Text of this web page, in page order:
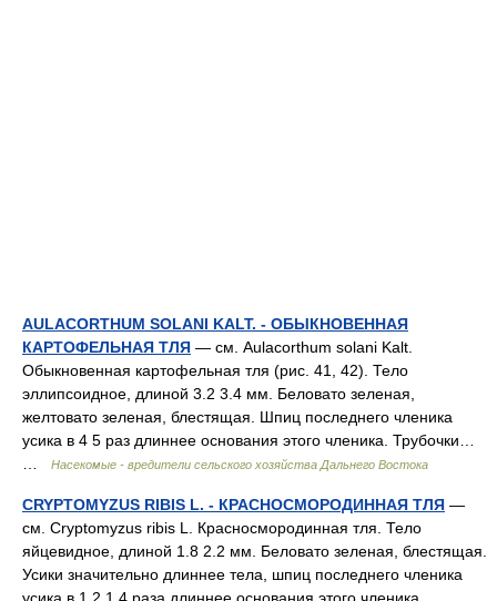
AULACORTHUM SOLANI KALT. - ОБЫКНОВЕННАЯ
КАРТОФЕЛЬНАЯ ТЛЯ — см. Aulacorthum solani Kalt.
Обыкновенная картофельная тля (рис. 41, 42). Тело
эллипсоидное, длиной 3.2 3.4 мм. Беловато зеленая,
желтовато зеленая, блестящая. Шпиц последнего членика
усика в 4 5 раз длиннее основания этого членика. Трубочки…
Насекомые - вредители сельского хозяйства Дальнего Востока
CRYPTOMYZUS RIBIS L. - КРАСНОСМОРОДИННАЯ ТЛЯ —
см. Cryptomyzus ribis L. Красносмородинная тля. Тело
яйцевидное, длиной 1.8 2.2 мм. Беловато зеленая, блестящая.
Усики значительно длиннее тела, шпиц последнего членика